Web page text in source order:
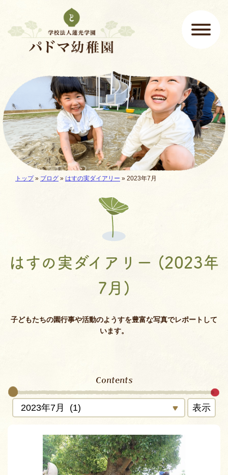
メインメニュー
ここから本文です。
現在地:
トップ» ブログ » はすの実ダイアリー » 2023年7月
はすの実ダイアリー (2023年
7月)
子どもたちの園行事や活動のようすを豊富な写真でレポートして
います。
Contents
表示